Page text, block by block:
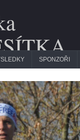
SPONZOŘI